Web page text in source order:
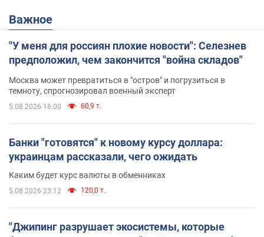
Важное
"У меня для россиян плохие новости": Селезнев
предположил, чем закончится "война складов"
Москва может превратиться в "остров" и погрузиться в
темноту, спрогнозировал военный эксперт
5.08.2026 16:00 60,9 т.
Банки "готовятся" к новому курсу доллара:
украинцам рассказали, чего ожидать
Каким будет курс валюты в обменниках
5.08.2026 23:12 120,0 т.
"Джипинг разрушает экосистемы, которые